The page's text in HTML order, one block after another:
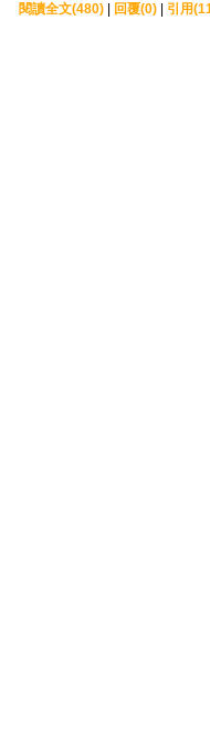
閱讀全文(480) 回覆(0) 引用